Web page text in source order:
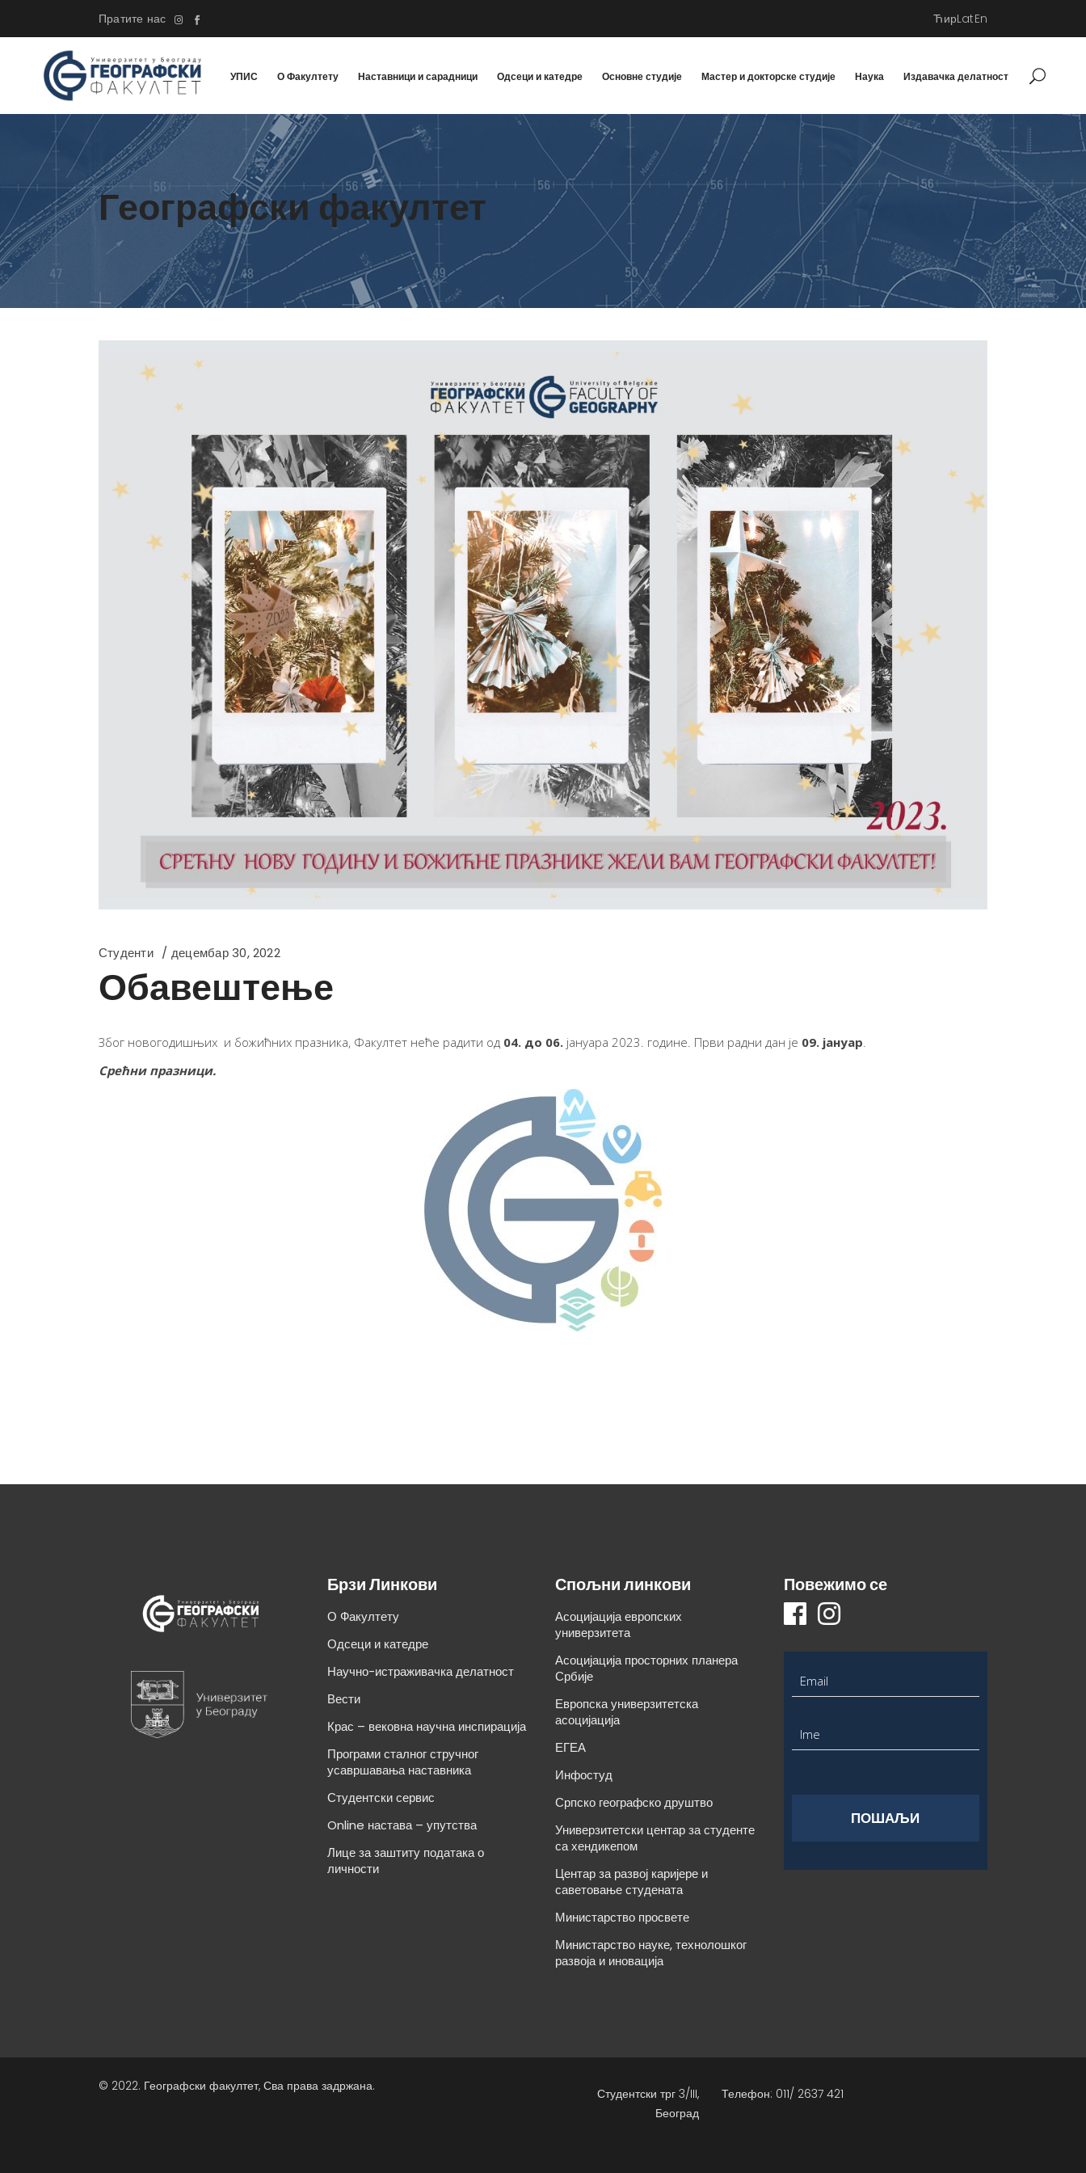
Пратите нас ЋирLatEn
УПИС О Факултету Наставници и сарадници Одсеци и катедре Основне студије Мастер и докторске студије Наука Издавачка делатност
Географски факултет
Студенти децембар 30, 2022
Обавештење
Због новогодишњих и божићних празника, Факултет неће радити од 04. до 06. јануара 2023. године. Први радни дан је 09. јануар
Срећни празници.
Брзи Линкови
О Факултету
Одсеци и катедре
Научно-истраживачка делатност
Вести
Крас – вековна научна инспирација
Програми сталног стручног
усавршавања наставника
Студентски сервис
Online настава – упутства
Лице за заштиту података о
личности
Спољни линкови
Асоцијација европских
универзитета
Асоцијација просторних планера
Србије
Европска универзитетска
асоцијација
ЕГЕА
Инфостуд
Српско географско друштво
Универзитетски центар за студенте
са хендикепом
Центар за развој каријере и
саветовање студената
Министарство просвете
Министарство науке, технолошког
развоја и иновација
Повежимо се
© 2022. Географски факултет, Сва права задржана.
Студентски трг 3/III,
Београд
Телефон: 011/ 2637 421